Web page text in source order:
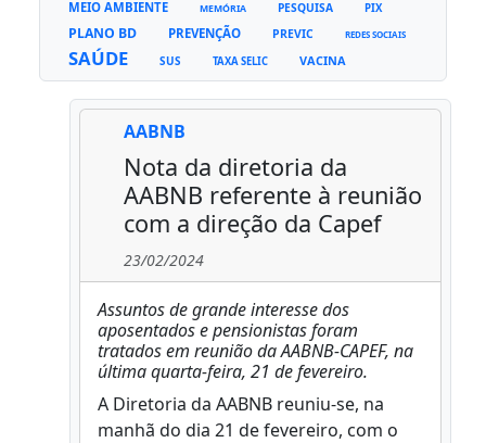
MEIO AMBIENTE MEMÓRIA PESQUISA PIX
PLANO BD PREVENÇÃO PREVIC REDES SOCIAIS
SAÚDE SUS TAXA SELIC VACINA
AABNB
Nota da diretoria da
AABNB referente à reunião
com a direção da Capef
23/02/2024
Assuntos de grande interesse dos
aposentados e pensionistas foram
tratados em reunião da AABNB-CAPEF, na
última quarta-feira, 21 de fevereiro.
A Diretoria da AABNB reuniu-se, na
manhã do dia 21 de fevereiro, com o